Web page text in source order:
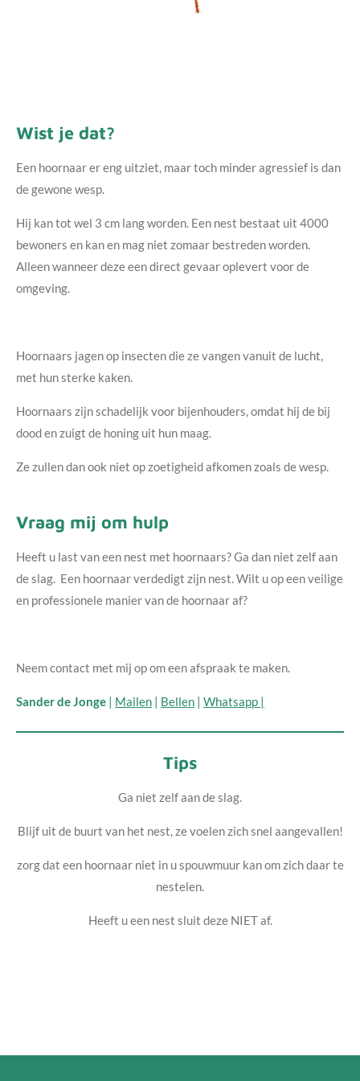
Wist je dat?
Een hoornaar er eng uitziet, maar toch minder agressief is dan
de gewone wesp.
Hij kan tot wel 3 cm lang worden. Een nest bestaat uit 4000
bewoners en kan en mag niet zomaar bestreden worden.
Alleen wanneer deze een direct gevaar oplevert voor de
omgeving.
Hoornaars jagen op insecten die ze vangen vanuit de lucht,
met hun sterke kaken.
Hoornaars zijn schadelijk voor bijenhouders, omdat hij de bij
dood en zuigt de honing uit hun maag.
Ze zullen dan ook niet op zoetigheid afkomen zoals de wesp.
Vraag mij om hulp
Heeft u last van een nest met hoornaars? Ga dan niet zelf aan
de slag. Een hoornaar verdedigt zijn nest. Wilt u op een veilige
en professionele manier van de hoornaar af?
Neem contact met mij op om een afspraak te maken.
Sander de Jonge | Mailen | Bellen | Whatsapp |
Tips
Ga niet zelf aan de slag.
Blijf uit de buurt van het nest, ze voelen zich snel aangevallen!
zorg dat een hoornaar niet in u spouwmuur kan om zich daar te
nestelen.
Heeft u een nest sluit deze NIET af.